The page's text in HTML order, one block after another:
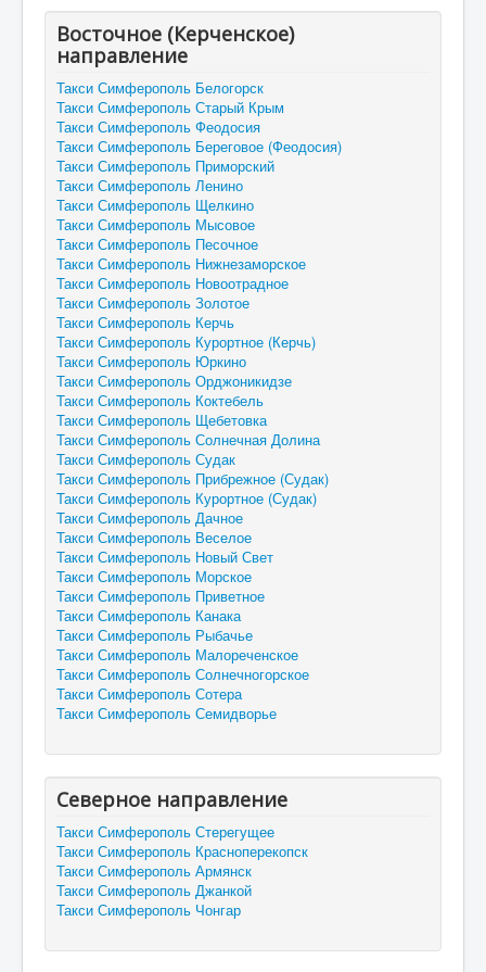
Восточное (Керченское)
направление
Такси Симферополь Белогорск
Такси Симферополь Старый Крым
Такси Симферополь Феодосия
Такси Симферополь Береговое (Феодосия)
Такси Симферополь Приморский
Такси Симферополь Ленино
Такси Симферополь Щелкино
Такси Симферополь Мысовое
Такси Симферополь Песочное
Такси Симферополь Нижнезаморское
Такси Симферополь Новоотрадное
Такси Симферополь Золотое
Такси Симферополь Керчь
Такси Симферополь Курортное (Керчь)
Такси Симферополь Юркино
Такси Симферополь Орджоникидзе
Такси Симферополь Коктебель
Такси Симферополь Щебетовка
Такси Симферополь Солнечная Долина
Такси Симферополь Судак
Такси Симферополь Прибрежное (Судак)
Такси Симферополь Курортное (Судак)
Такси Симферополь Дачное
Такси Симферополь Веселое
Такси Симферополь Новый Свет
Такси Симферополь Морское
Такси Симферополь Приветное
Такси Симферополь Канака
Такси Симферополь Рыбачье
Такси Симферополь Малореченское
Такси Симферополь Солнечногорское
Такси Симферополь Сотера
Такси Симферополь Семидворье
Северное направление
Такси Симферополь Стерегущее
Такси Симферополь Красноперекопск
Такси Симферополь Армянск
Такси Симферополь Джанкой
Такси Симферополь Чонгар